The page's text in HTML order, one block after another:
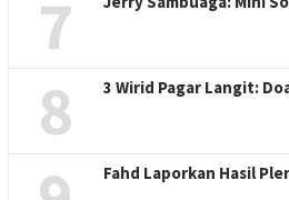
7
8 3 Wirid Pagar Langit:
Fahd Laporkan Hasil